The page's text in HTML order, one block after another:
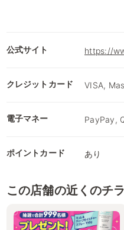
公式サイト https://
クレジットカード VISA,
電子マネー PayPay,
ポイントカード あり
この店舗の近くのチ